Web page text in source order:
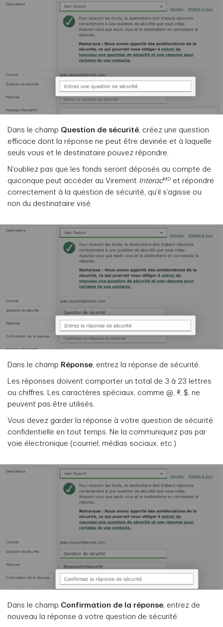
Dans le champ Question de sécurité, créez une question
efficace dont la réponse ne peut être devinée et à laquelle
seuls vous et le destinataire pouvez répondre.
N’oubliez pas que les fonds seront déposés au compte de
quiconque peut accéder au Virement InteracMD et répondre
correctement à la question de sécurité, qu’il s’agisse ou
non du destinataire visé
Dans le champ Réponse, entrez la réponse de sécurité.
Les réponses doivent comporter un total de 3 à 23 lettres
ou chiffres. Les caractères spéciaux, comme @, #, $, ne
peuvent pas être utilisés.
Vous devez garder la réponse à votre question de sécurité
confidentielle en tout temps. Ne la communiquez pas par
voie électronique (courriel, médias sociaux, etc.)
Dans le champ Confirmation de la réponse , entrez de
nouveau la réponse à votre question de sécurité.